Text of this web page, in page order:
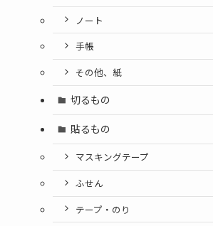
ノート
手帳
その他、紙
切るもの
貼るもの
マスキングテープ
ふせん
テープ・のり